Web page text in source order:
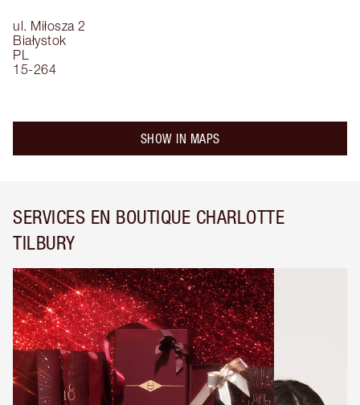
ul. Miłosza 2
Białystok
PL
15-264
SHOW IN MAPS
SERVICES EN BOUTIQUE CHARLOTTE
TILBURY